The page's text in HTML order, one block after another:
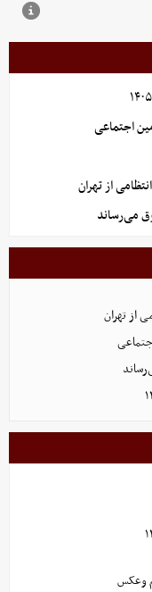
اجتماعی
از تهران
می‌رساند
از تهران
وعکس